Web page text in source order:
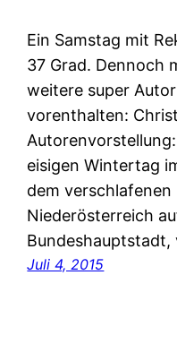
Ein Samstag mit
37 Grad. Dennoch
weitere super
vorenthalten:
eisigen Wintertag
dem verschlafenen
Niederösterreich
Juli 4, 2015